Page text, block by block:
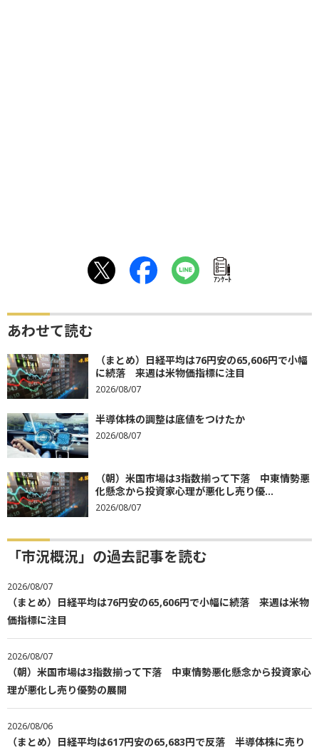
ｱﾝｹｰﾄ
あわせて読む
（まとめ）日経平均は76円安の65,606円で小幅
に続落 来週は米物価指標に注目
2026/08/07
半導体株の調整は底値をつけたか
2026/08/07
（朝）米国市場は3指数揃って下落 中東情勢悪
化懸念から投資家心理が悪化し売り優...
2026/08/07
「市況概況」の過去記事を読む
2026/08/07
（まとめ）日経平均は76円安の65,606円で小幅に続落 来週は米物
価指標に注目
2026/08/07
（朝）米国市場は3指数揃って下落 中東情勢悪化懸念から投資家心
理が悪化し売り優勢の展開
2026/08/06
（まとめ）日経平均は617円安の65,683円で反落 半導体株に売り